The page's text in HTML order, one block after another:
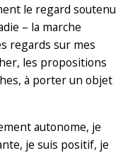
le regard soutenu
– la marche
regards sur mes
les propositions
à porter un objet
autonome, je
je suis positif, je